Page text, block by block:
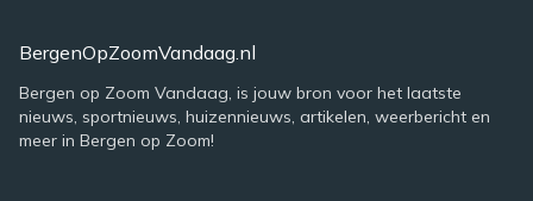
BergenOpZoomVandaag.nl
Bergen op Zoom Vandaag, is jouw bron voor het laatste
nieuws, sportnieuws, huizennieuws, artikelen, weerbericht en
meer in Bergen op Zoom!